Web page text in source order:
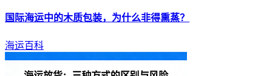
国际海运中的木质包装，为什么非得熏蒸？
海运百科